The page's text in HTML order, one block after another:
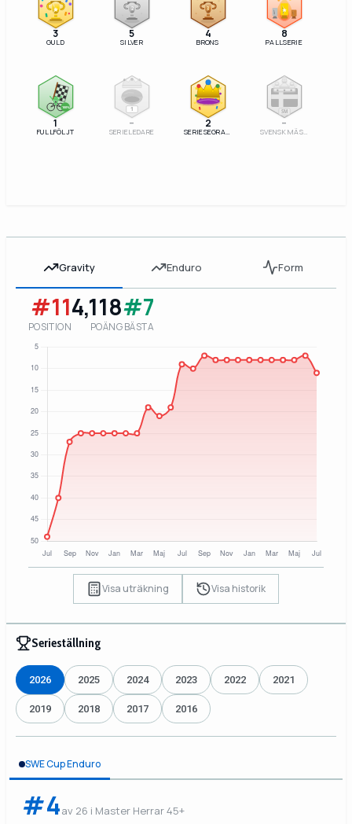
Gravity Enduro Form
#11
POSITION
4,118
POÄNG
#7
BÄSTA
Visa uträkning Visa historik
Serieställning
2026 2025 2024 2023 2022 2021
2019 2018 2017 2016
SWE Cup Enduro
#4av 26 i Master Herrar 45+
3
GULD
2
5
SILVER
3
4
BRONS
8
PALLSERIE
100%
1
FULLFÖLJT
1
–
SERIELEDARE
2
SERIESEGRARE
SM
–
SVENSK MÄSTARE